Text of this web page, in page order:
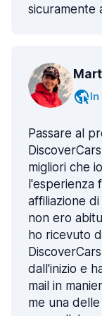
sicuramente
Passare al
migliori che
l'esperienza
affiliazione
non ero
ho ricevuto
dall'inizio e
mail in
me una